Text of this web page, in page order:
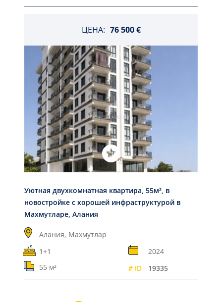
ЦЕНА: 76 500 €
Уютная двухкомнатная квартира, 55м², в
новостройке с хорошей инфраструктурой в
Махмутларе, Алания
Алания, Махмутлар
1+1
2024
55 м²
# ID 19335